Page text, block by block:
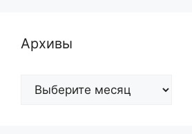
Архивы
Архивы